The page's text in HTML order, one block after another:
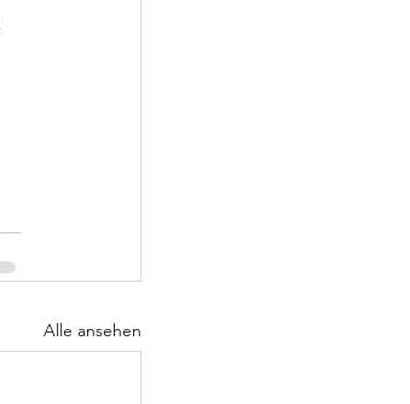
Alle ansehen